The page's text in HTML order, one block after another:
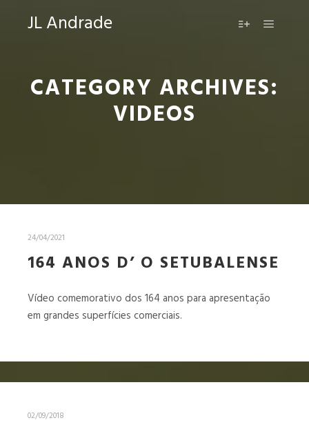
JL Andrade
CATEGORY ARCHIVES:
VIDEOS
24/04/2021
164 ANOS D’ O SETUBALENSE
Vídeo comemorativo dos 164 anos para apresentação
em grandes superfícies comerciais.
02/09/2018